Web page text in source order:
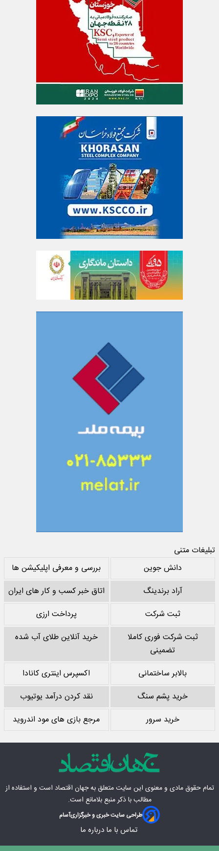
تبلیغات متنی
دانش جوین
بررسی و معرفی اپلیکیشن ها
آراد برندینگ
اتاق خبر کسب و کار های ایران
ثبت شرکت
پرداخت ارزی
ثبت شرکت فوری کاملا
تضمینی
خرید آنلاین طلای آب شده
بالابر ساختمانی
اکسپرس اینتری کانادا
خرید پشم سنگ
نقد کردن درآمد یوتیوب
خرید سرور
مرجع بازی های مود اندروید
تمام حقوق مادی‌ و معنوی این سایت متعلق بهجهان اقتصاد است و استفاده از
مطالب با ذکر منبع بلامانع است.
طراحی سایت خبری و خبرگزاریآسام
تماس با ما درباره ما